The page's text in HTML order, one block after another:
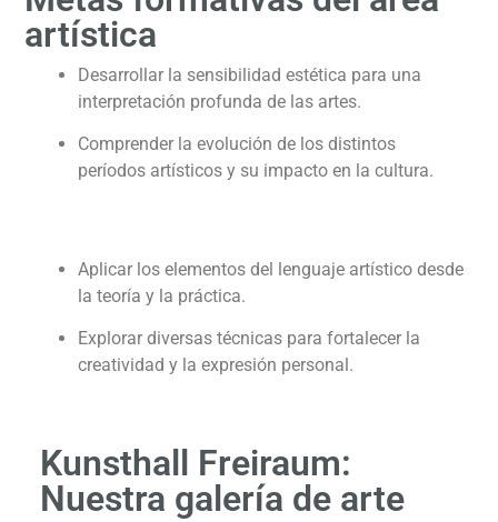
artística
Desarrollar la sensibilidad estética para una
interpretación profunda de las artes.
Comprender la evolución de los distintos
períodos artísticos y su impacto en la cultura.
Aplicar los elementos del lenguaje artístico desde
la teoría y la práctica.
Explorar diversas técnicas para fortalecer la
creatividad y la expresión personal.
Kunsthall Freiraum:
Nuestra galería de arte